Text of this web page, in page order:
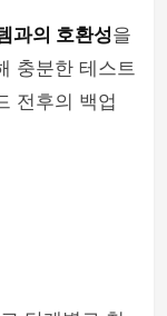
과의 호환성을
충분한 테스트
전후의 백업